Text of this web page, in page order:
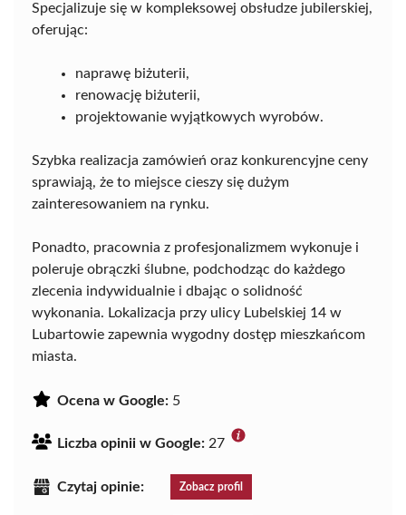
Specjalizuje się w kompleksowej obsłudze jubilerskiej,
oferując:
naprawę biżuterii,
renowację biżuterii,
projektowanie wyjątkowych wyrobów.
Szybka realizacja zamówień oraz konkurencyjne ceny
sprawiają, że to miejsce cieszy się dużym
zainteresowaniem na rynku.
Ponadto, pracownia z profesjonalizmem wykonuje i
poleruje obrączki ślubne, podchodząc do każdego
zlecenia indywidualnie i dbając o solidność
wykonania. Lokalizacja przy ulicy Lubelskiej 14 w
Lubartowie zapewnia wygodny dostęp mieszkańcom
miasta.
Ocena w Google: 5
Liczba opinii w Google: 27
Czytaj opinie: Zobacz profil